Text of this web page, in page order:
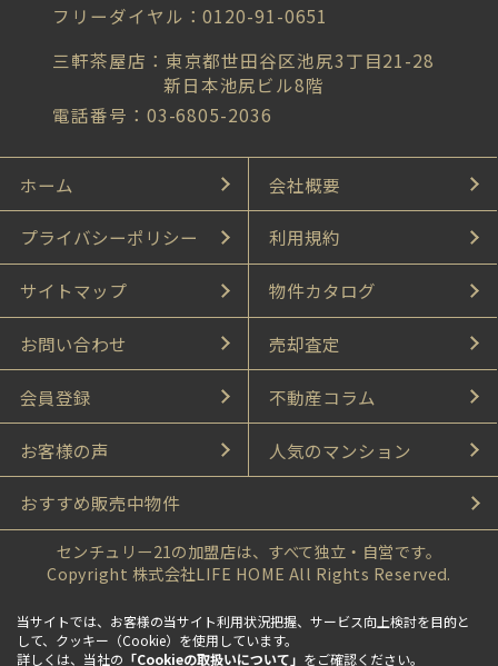
フリーダイヤル：0120-91-0651
三軒茶屋店：東京都世田谷区池尻3丁目21-28
新日本池尻ビル8階
電話番号：03-6805-2036
ホーム 会社概要
プライバシーポリシー 利用規約
サイトマップ 物件カタログ
お問い合わせ 売却査定
会員登録 不動産コラム
お客様の声 人気のマンション
おすすめ販売中物件
センチュリー21の加盟店は、すべて独立・自営です。
Copyright 株式会社LIFE HOME All Rights Reserved.
当サイトでは、お客様の当サイト利用状況把握、サービス向上検討を目的と
して、クッキー（Cookie）を使用しています。
詳しくは、当社の 「Cookieの取扱いについて」 をご確認ください。